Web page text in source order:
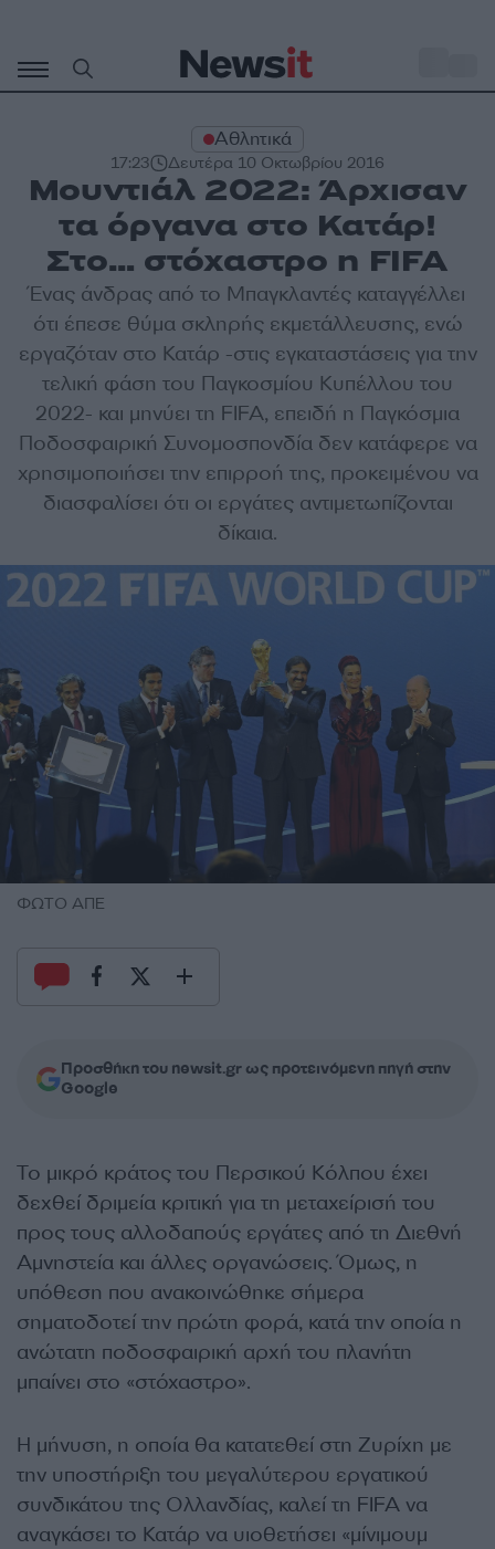
περιεχόμενο
Αθλητικά
17:23 Δευτέρα 10 Οκτωβρίου 2016
Μουντιάλ 2022: Άρχισαν
τα όργανα στο Κατάρ!
Στο… στόχαστρο η FIFA
Ένας άνδρας από το Μπαγκλαντές καταγγέλλει
ότι έπεσε θύμα σκληρής εκμετάλλευσης, ενώ
εργαζόταν στο Κατάρ -στις εγκαταστάσεις για την
τελική φάση του Παγκοσμίου Κυπέλλου του
2022- και μηνύει τη FIFA, επειδή η Παγκόσμια
Ποδοσφαιρική Συνομοσπονδία δεν κατάφερε να
χρησιμοποιήσει την επιρροή της, προκειμένου να
διασφαλίσει ότι οι εργάτες αντιμετωπίζονται
δίκαια.
ΦΩΤΟ ΑΠΕ
Προσθήκη του newsit.gr ως προτεινόμενη πηγή στην
Google
Το μικρό κράτος του Περσικού Κόλπου έχει
δεχθεί δριμεία κριτική για τη μεταχείρισή του
προς τους αλλοδαπούς εργάτες από τη Διεθνή
Αμνηστεία και άλλες οργανώσεις. Όμως, η
υπόθεση που ανακοινώθηκε σήμερα
σηματοδοτεί την πρώτη φορά, κατά την οποία η
ανώτατη ποδοσφαιρική αρχή του πλανήτη
μπαίνει στο «στόχαστρο».
Η μήνυση, η οποία θα κατατεθεί στη Ζυρίχη με
την υποστήριξη του μεγαλύτερου εργατικού
συνδικάτου της Ολλανδίας, καλεί τη FIFA να
αναγκάσει το Κατάρ να υιοθετήσει «μίνιμουμ